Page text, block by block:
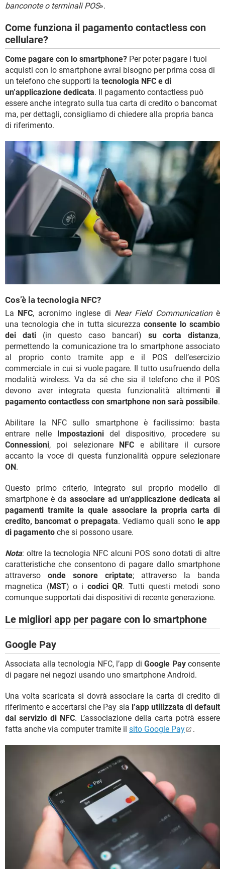
banconote o terminali POS».
Come funziona il pagamento contactless con
cellulare?
Come pagare con lo smartphone? Per poter pagare i tuoi
acquisti con lo smartphone avrai bisogno per prima cosa di
un telefono che supporti la tecnologia NFC e di
un’applicazione dedicata. Il pagamento contactless può
essere anche integrato sulla tua carta di credito o bancomat
ma, per dettagli, consigliamo di chiedere alla propria banca
di riferimento.
Cos’è la tecnologia NFC?
La NFC, acronimo inglese di Near Field Communicationè
una tecnologia che in tutta sicurezza consente lo scambio
dei dati(in questo caso bancari) su corta distanza,
permettendo la comunicazione tra lo smartphone associato
al proprio conto tramite app e il POS dell’esercizio
commerciale in cui si vuole pagare. Il tutto usufruendo della
modalità wireless. Va da sé che sia il telefono che il POS
devono aver integrata questa funzionalità altrimenti il
pagamento contactless con smartphone non sarà possibile.
Abilitare la NFC sullo smartphone è facilissimo: basta
entrare nelle Impostazioni del dispositivo, procedere su
Connessioni, poi selezionare NFC e abilitare il cursore
accanto la voce di questa funzionalità oppure selezionare
ON.
Questo primo criterio, integrato sul proprio modello di
smartphone è da associare ad un’applicazione dedicata ai
pagamenti tramite la quale associare la propria carta di
credito, bancomat o prepagata. Vediamo quali sono le app
di pagamento che si possono usare.
Nota: oltre la tecnologia NFC alcuni POS sono dotati di altre
caratteristiche che consentono di pagare dallo smartphone
attraverso onde sonore criptate; attraverso la banda
magnetica (MST) o i codici QR. Tutti questi metodi sono
comunque supportati dai dispositivi di recente generazione.
Le migliori app per pagare con lo smartphone
Google Pay
Associata alla tecnologia NFC, l’app di Google Payconsente
di pagare nei negozi usando uno smartphone Android.
Una volta scaricata si dovrà associare la carta di credito di
riferimento e accertarsi che Pay sia l’app utilizzata di default
dal servizio di NFC. L’associazione della carta potrà essere
fatta anche via computer tramite il sito Google Pay .